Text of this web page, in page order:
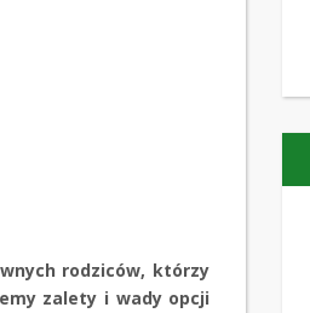
rodziców, którzy
zalety i wady opcji